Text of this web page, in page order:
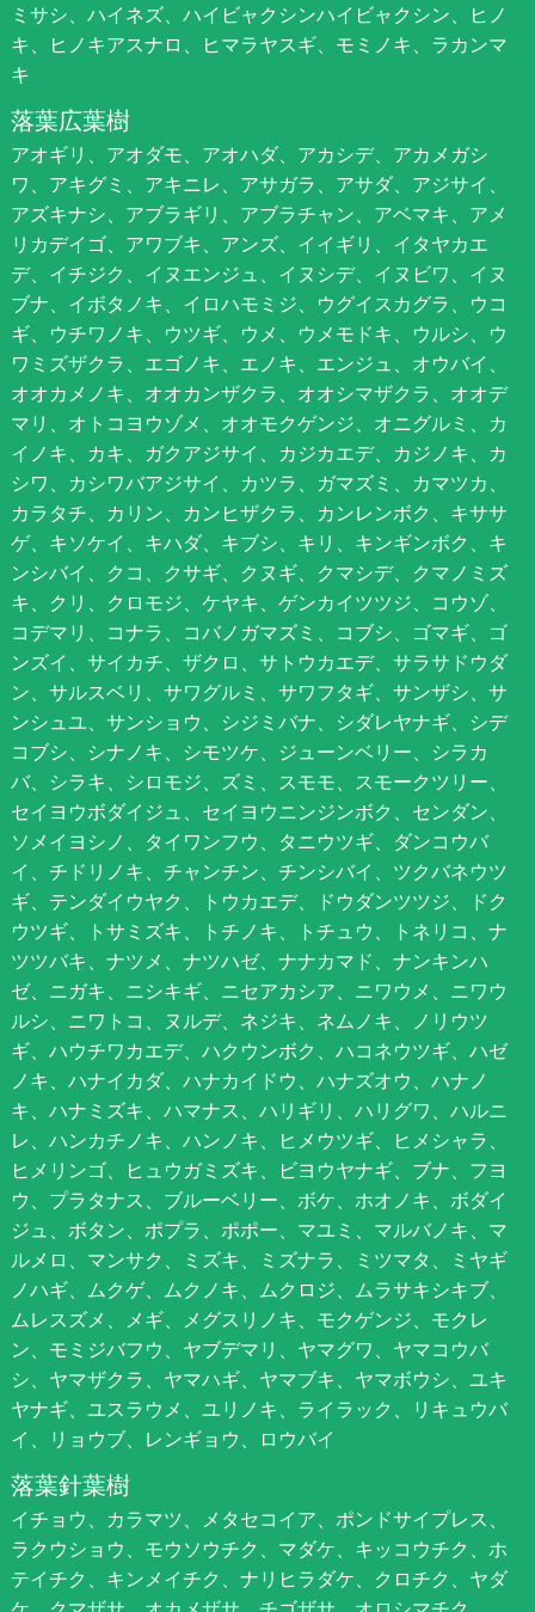
ミサシ、ハイネズ、ハイビャクシンハイビャクシン、ヒノ
キ、ヒノキアスナロ、ヒマラヤスギ、モミノキ、ラカンマ
キ
落葉広葉樹
アオギリ、アオダモ、アオハダ、アカシデ、アカメガシ
ワ、アキグミ、アキニレ、アサガラ、アサダ、アジサイ、
アズキナシ、アブラギリ、アブラチャン、アベマキ、アメ
リカデイゴ、アワブキ、アンズ、イイギリ、イタヤカエ
デ、イチジク、イヌエンジュ、イヌシデ、イヌビワ、イヌ
ブナ、イボタノキ、イロハモミジ、ウグイスカグラ、ウコ
ギ、ウチワノキ、ウツギ、ウメ、ウメモドキ、ウルシ、ウ
ワミズザクラ、エゴノキ、エノキ、エンジュ、オウバイ、
オオカメノキ、オオカンザクラ、オオシマザクラ、オオデ
マリ、オトコヨウゾメ、オオモクゲンジ、オニグルミ、カ
イノキ、カキ、ガクアジサイ、カジカエデ、カジノキ、カ
シワ、カシワバアジサイ、カツラ、ガマズミ、カマツカ、
カラタチ、カリン、カンヒザクラ、カンレンボク、キササ
ゲ、キソケイ、キハダ、キブシ、キリ、キンギンボク、キ
ンシバイ、クコ、クサギ、クヌギ、クマシデ、クマノミズ
キ、クリ、クロモジ、ケヤキ、ゲンカイツツジ、コウゾ、
コデマリ、コナラ、コバノガマズミ、コブシ、ゴマギ、ゴ
ンズイ、サイカチ、ザクロ、サトウカエデ、サラサドウダ
ン、サルスベリ、サワグルミ、サワフタギ、サンザシ、サ
ンシュユ、サンショウ、シジミバナ、シダレヤナギ、シデ
コブシ、シナノキ、シモツケ、ジューンベリー、シラカ
バ、シラキ、シロモジ、ズミ、スモモ、スモークツリー、
セイヨウボダイジュ、セイヨウニンジンボク、センダン、
ソメイヨシノ、タイワンフウ、タニウツギ、ダンコウバ
イ、チドリノキ、チャンチン、チンシバイ、ツクバネウツ
ギ、テンダイウヤク、トウカエデ、ドウダンツツジ、ドク
ウツギ、トサミズキ、トチノキ、トチュウ、トネリコ、ナ
ツツバキ、ナツメ、ナツハゼ、ナナカマド、ナンキンハ
ゼ、ニガキ、ニシキギ、ニセアカシア、ニワウメ、ニワウ
ルシ、ニワトコ、ヌルデ、ネジキ、ネムノキ、ノリウツ
ギ、ハウチワカエデ、ハクウンボク、ハコネウツギ、ハゼ
ノキ、ハナイカダ、ハナカイドウ、ハナズオウ、ハナノ
キ、ハナミズキ、ハマナス、ハリギリ、ハリグワ、ハルニ
レ、ハンカチノキ、ハンノキ、ヒメウツギ、ヒメシャラ、
ヒメリンゴ、ヒュウガミズキ、ビヨウヤナギ、ブナ、フヨ
ウ、プラタナス、ブルーベリー、ボケ、ホオノキ、ボダイ
ジュ、ボタン、ポプラ、ポポー、マユミ、マルバノキ、マ
ルメロ、マンサク、ミズキ、ミズナラ、ミツマタ、ミヤギ
ノハギ、ムクゲ、ムクノキ、ムクロジ、ムラサキシキブ、
ムレスズメ、メギ、メグスリノキ、モクゲンジ、モクレ
ン、モミジバフウ、ヤブデマリ、ヤマグワ、ヤマコウバ
シ、ヤマザクラ、ヤマハギ、ヤマブキ、ヤマボウシ、ユキ
ヤナギ、ユスラウメ、ユリノキ、ライラック、リキュウバ
イ、リョウブ、レンギョウ、ロウバイ
落葉針葉樹
イチョウ、カラマツ、メタセコイア、ポンドサイプレス、
ラクウショウ、モウソウチク、マダケ、キッコウチク、ホ
テイチク、キンメイチク、ナリヒラダケ、クロチク、ヤダ